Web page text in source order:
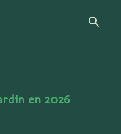
en 2026